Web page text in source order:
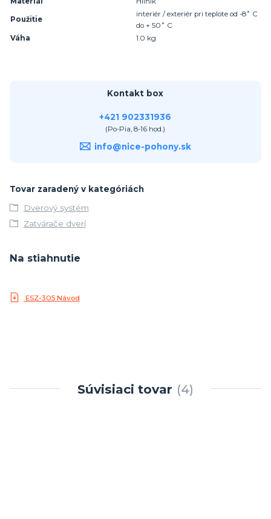
Použitie
interiér / exteriér pri teplote od -8˚ C
do + 50˚ C
Váha
1.0 kg
Kontakt box
+421 902331936
(Po-Pia, 8-16 hod.)
info@nice-pohony.sk
Tovar zaradený v kategóriách
Dverový systém
Zatvárače dverí
Na stiahnutie
ESZ-305 Návod
Súvisiaci tovar 4